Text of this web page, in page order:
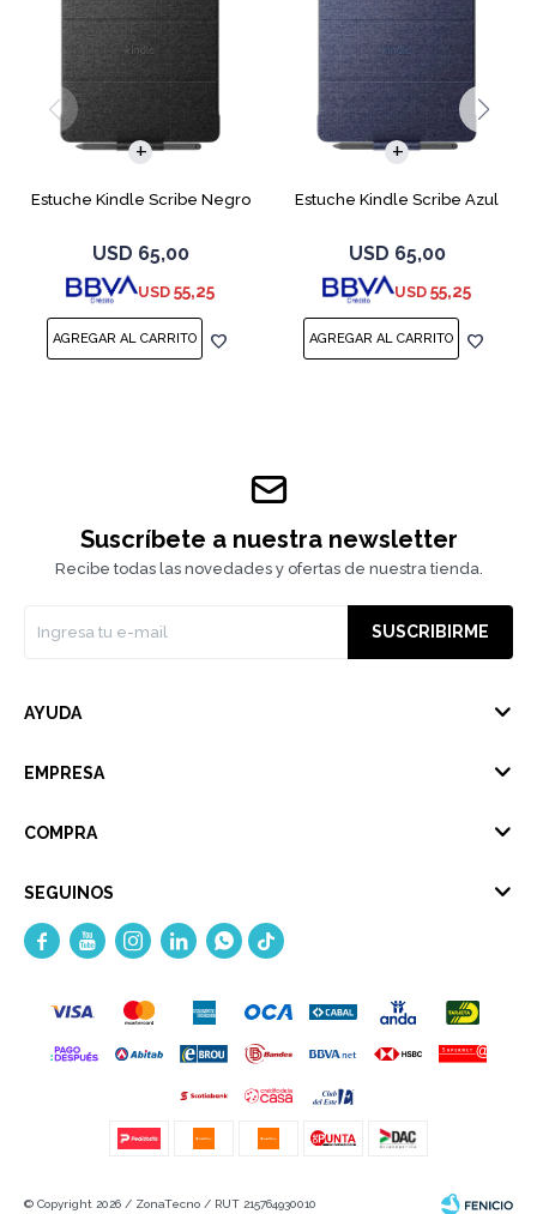
Estuche Kindle Scribe Negro
USD 65,00
USD 55,25
Estuche Kindle Scribe Azul
USD 65,00
USD 55,25
Suscríbete a nuestra newsletter
Recibe todas las novedades y ofertas de nuestra tienda.
SUSCRIBIRME
AYUDA
EMPRESA
COMPRA
SEGUINOS
    
© Copyright 2026 / ZonaTecno / RUT 215764930010